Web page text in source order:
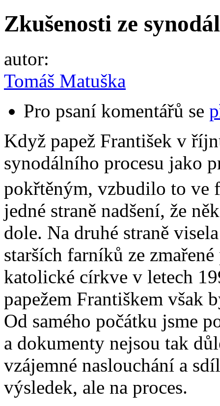
Zkušenosti ze
autor:
Tomáš Matuška
Pro psaní komentářů se
Když papež František v
synodálního procesu jako
pokřtěným, vzbudilo to ve
jedné straně nadšení, že
dole. Na druhé straně
starších farníků ze
katolické církve v letech
papežem Františkem však
Od samého počátku jsme
a dokumenty nejsou tak
vzájemné naslouchání a
výsledek, ale na proces.